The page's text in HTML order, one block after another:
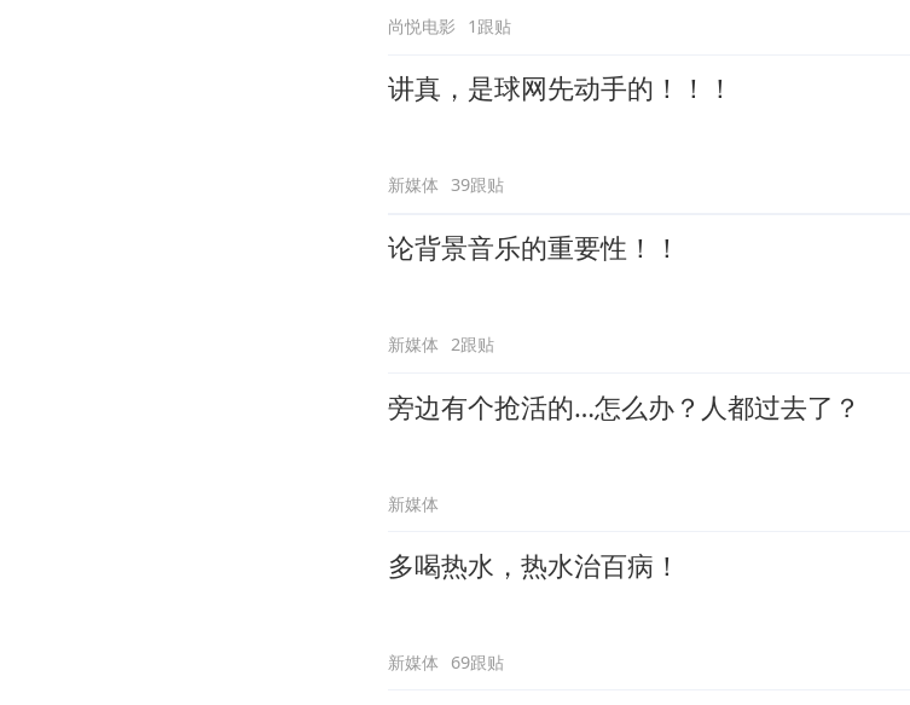
尚悦电影 1跟贴
讲真，是球网先动手的！！！
新媒体 39跟贴
论背景音乐的重要性！！
新媒体 2跟贴
旁边有个抢活的…怎么办？人都过去了？
新媒体
多喝热水，热水治百病！
新媒体 69跟贴